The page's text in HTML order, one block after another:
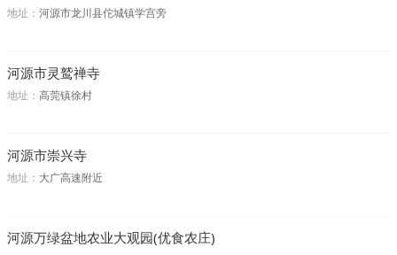
地址： 河源市龙川县佗城镇学宫旁
河源市灵鹫禅寺
地址： 高莞镇徐村
河源市崇兴寺
地址： 大广高速附近
河源万绿盆地农业大观园(优食农庄)